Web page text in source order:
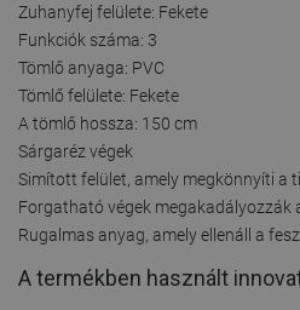
Zuhanyfej felülete: Fekete
Funkciók száma: 3
Tömlő anyaga: PVC
Tömlő felülete: Fekete
A tömlő hossza: 150 cm
Sárgaréz végek
Simított felület, amely megkönnyíti a
Forgatható végek megakadályozzák
Rugalmas anyag, amely ellenáll a
A termékben használt